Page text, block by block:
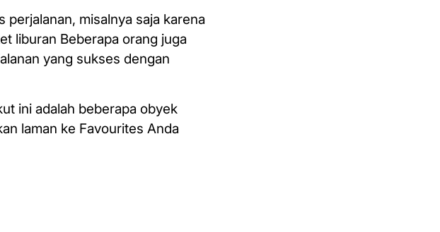
misalnya saja karena
liburan Beberapa orang juga
yang sukses dengan
ini adalah beberapa obyek
laman ke Favourites Anda